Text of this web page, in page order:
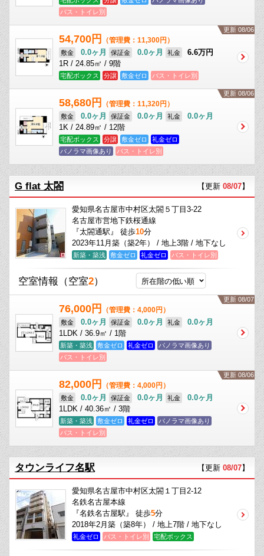
バス・トイレ別
更新 08/06
54,700円 （管理費：11,300円）
敷金 0.0ヶ月 保証金 0.0ヶ月 礼金
6.6万円
1R / 24.85㎡ / 9階
宅配ボックス 分譲 敷金ゼロ バス・トイレ別
更新 08/06
58,680円 （管理費：11,320円）
敷金 0.0ヶ月 保証金 0.0ヶ月 礼金
0.0ヶ月
1K / 24.89㎡ / 12階
宅配ボックス 分譲 敷金ゼロ
礼金ゼロ
パノラマ画像あり
バス・トイレ別
G flat 太閤 【更新 08/07】
愛知県名古屋市中村区太閤５丁目3-22
名古屋市営地下鉄桜通線
『太閤通駅』 徒歩10分
2023年11月築（築2年） / 地上3階 / 地下なし
新築・築浅 敷金ゼロ 礼金ゼロ バス・トイレ別
空室情報 （空室2）
更新 08/07
76,000円 （管理費：4,000円）
敷金 0.0ヶ月 保証金 0.0ヶ月 礼金
0.0ヶ月
1LDK / 36.9㎡ / 1階
新築・築浅 敷金ゼロ 礼金ゼロ
パノラマ画像あり
バス・トイレ別
更新 08/06
82,000円 （管理費：4,000円）
敷金 0.0ヶ月 保証金 0.0ヶ月 礼金
0.0ヶ月
1LDK / 40.36㎡ / 3階
新築・築浅 敷金ゼロ 礼金ゼロ
パノラマ画像あり
バス・トイレ別
タウンライフ名駅 【更新 08/07】
愛知県名古屋市中村区太閤１丁目2-12
名鉄名古屋本線
『名鉄名古屋駅』 徒歩5分
2018年2月築（築8年） / 地上7階 / 地下なし
礼金ゼロ バス・トイレ別 宅配ボックス